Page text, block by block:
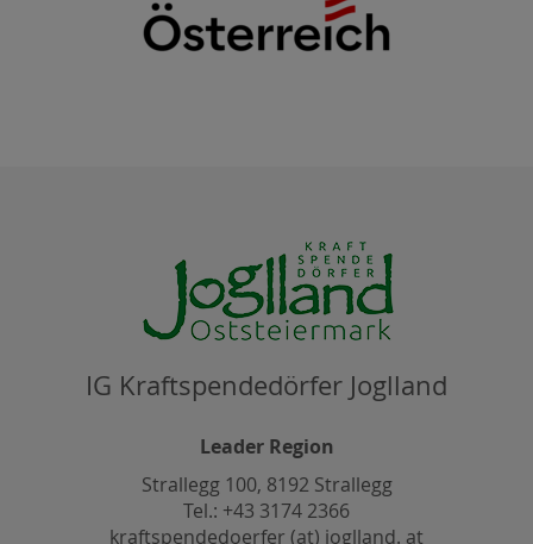
IG Kraftspendedörfer Joglland
Leader Region
Strallegg 100, 8192 Strallegg
Tel.: +43 3174 2366
kraftspendedoerfer (at) joglland. at